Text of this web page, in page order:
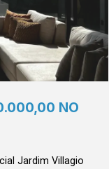
NO
Jardim Villagio